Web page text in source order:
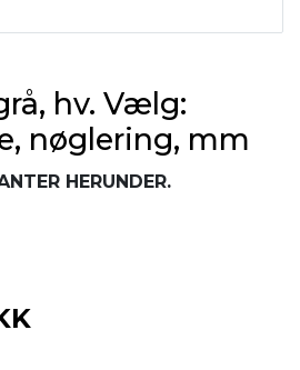
hv. Vælg:
nøglering, mm
HERUNDER.